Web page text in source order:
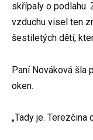
skřípaly o podlahu.
vzduchu visel ten
šestiletých dětí,
Paní Nováková šla
oken.
„Tady je. Terezčina